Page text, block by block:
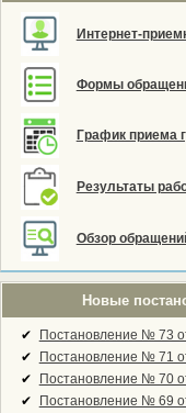
Интернет-
Формы
График приема
Результаты
Обзор
Новые
✔
Постановление № 73
✔
Постановление № 71
✔
Постановление № 70
✔
Постановление № 69